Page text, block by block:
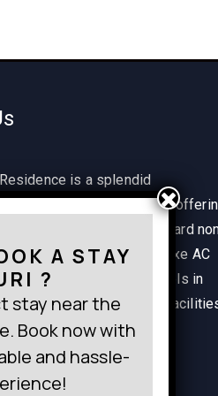
is a splendid
option in Bhubaneswar
including single standard
AC, classic AC and deluxe AC
one of the best budget hotels in
providing wide range of
friendly budget.
A STAY
?
stay near the
Book now with
and hassle-